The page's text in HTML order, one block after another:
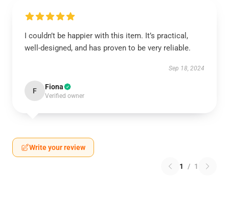
I couldn’t be happier with this item. It’s practical,
well-designed, and has proven to be very reliable.
Sep 18, 2024
F Fiona
Verified owner
Write your review
1 / 1